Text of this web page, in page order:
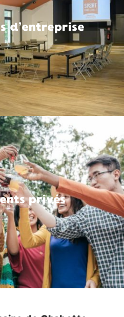
d’entreprise
privés